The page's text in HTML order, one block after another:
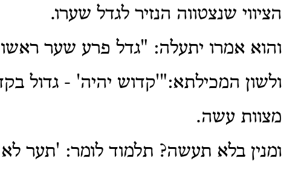
הציווי שנצטווה הנזיר לגדל שערו.
והוא אמרו יתעלה: "גדל פרע שער
ולשון המכילתא:"'קדוש יהיה' - גדול
מצוות עשה.
ומנין בלא תעשה? תלמוד לומר: 'תער